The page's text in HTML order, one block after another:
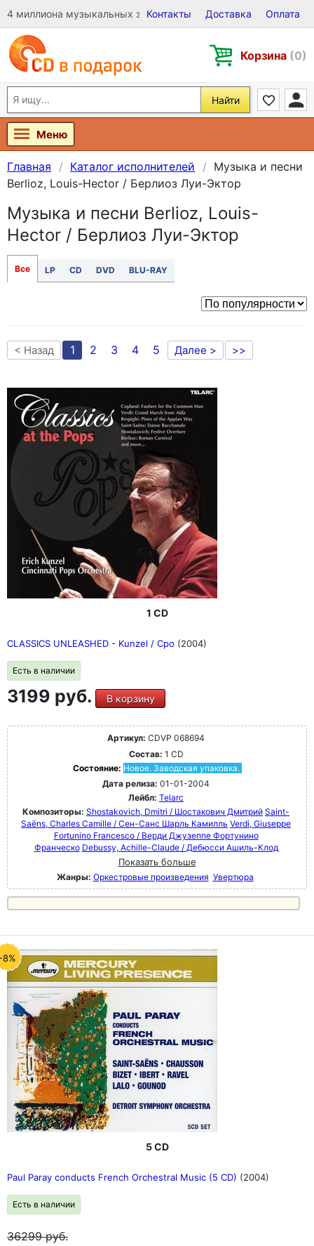
4 миллиона музыкальных записей на Виниле, CD и DVD
Контакты Доставка Оплата
Корзина (0)
Найти
Меню
Главная Каталог исполнителей
Музыка и песни
Berlioz, Louis-Hector / Берлиоз Луи-Эктор
Музыка и песни Berlioz, Louis-
Hector / Берлиоз Луи-Эктор
Все LP CD DVD BLU-RAY
< Назад 1 2 3 4 5 Далее > >>
1 CD
CLASSICS UNLEASHED - Kunzel / Cpo (2004)
Есть в наличии
3199 руб. В корзину
Артикул: CDVP 068694
Состав: 1 CD
Состояние: Новое. Заводская упаковка.
Дата релиза: 01-01-2004
Лейбл: Telarc
Композиторы: Shostakovich, Dmitri / Шостакович Дмитрий Saint-
Saëns, Charles Camille / Сен-Санс Шарль Камилль Verdi, Giuseppe
Fortunino Francesco / Верди Джузеппе Фортунино
Франческо Debussy, Achille-Claude / Дебюсси Ашиль-Клод
Показать больше
Жанры: Оркестровые произведения Увертюра
8%
5 CD
Paul Paray conducts French Orchestral Music (5 CD) (2004)
Есть в наличии
36299руб.